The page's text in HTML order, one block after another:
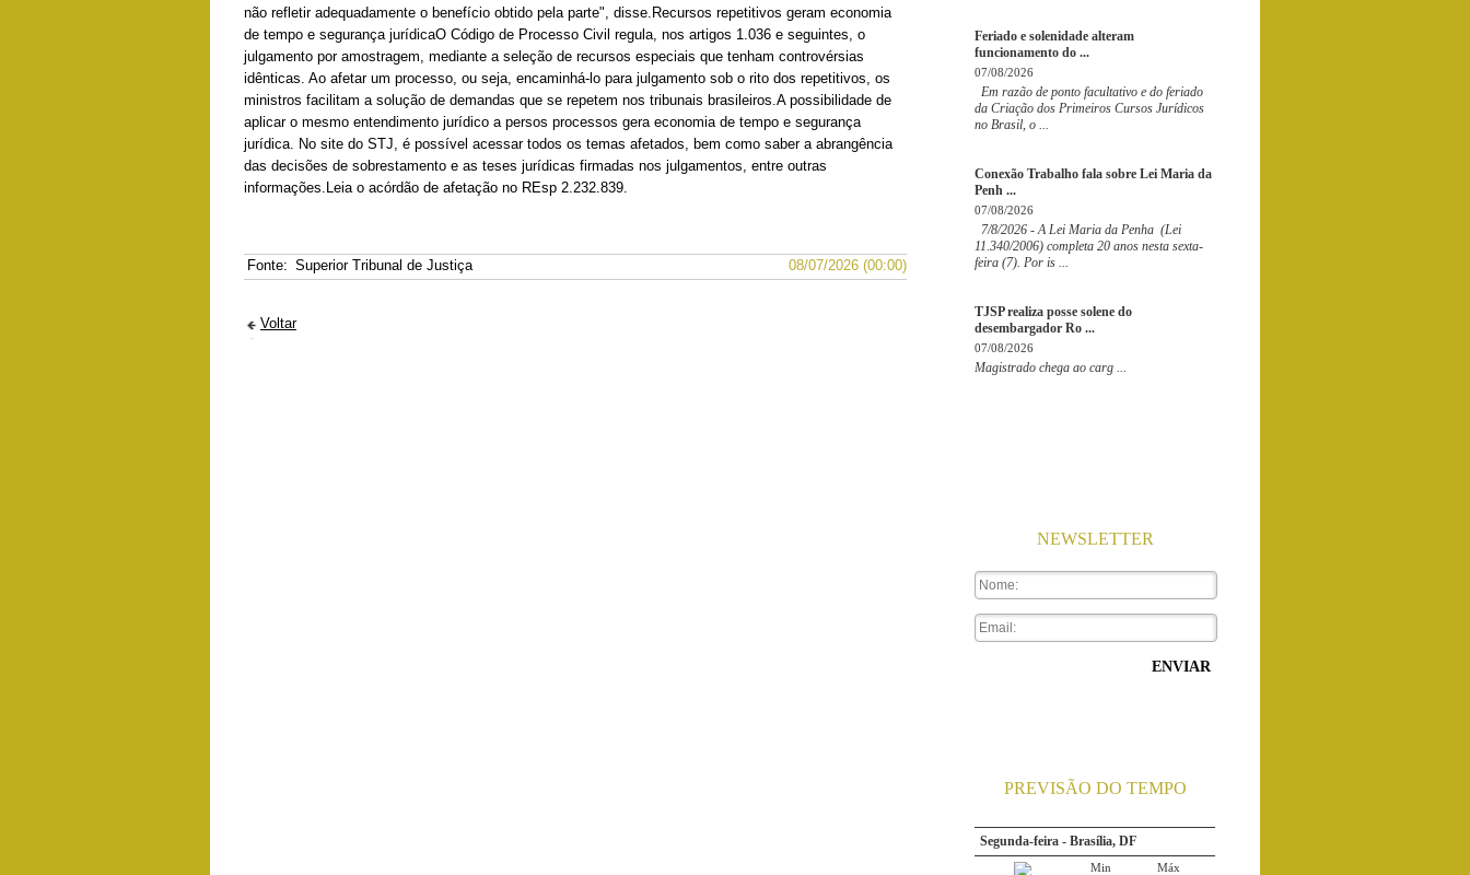
Feriado e solenidade alteram
funcionamento do ...
07/08/2026
Em razão de ponto facultativo e do feriado
da Criação dos Primeiros Cursos Jurídicos
no Brasil, o ...
Conexão Trabalho fala sobre Lei Maria da
Penh ...
07/08/2026
7/8/2026 - A Lei Maria da Penha (Lei
11.340/2006) completa 20 anos nesta sexta-
feira (7). Por is ...
TJSP realiza posse solene do
desembargador Ro ...
07/08/2026
Magistrado chega ao carg ...
NEWSLETTER
ENVIAR
PREVISÃO DO TEMPO
Máx
Min
Chuva
não refletir adequadamente o benefício obtido pela parte", disse.Recursos repetitivos geram economia
de tempo e segurança jurídicaO Código de Processo Civil regula, nos artigos 1.036 e seguintes, o
julgamento por amostragem, mediante a seleção de recursos especiais que tenham controvérsias
idênticas. Ao afetar um processo, ou seja, encaminhá-lo para julgamento sob o rito dos repetitivos, os
ministros facilitam a solução de demandas que se repetem nos tribunais brasileiros.A possibilidade de
aplicar o mesmo entendimento jurídico a persos processos gera economia de tempo e segurança
jurídica. No site do STJ, é possível acessar todos os temas afetados, bem como saber a abrangência
das decisões de sobrestamento e as teses jurídicas firmadas nos julgamentos, entre outras
informações.Leia o acórdão de afetação no REsp 2.232.839.
Fonte: Superior Tribunal de Justiça 08/07/2026 (00:00)
Voltar